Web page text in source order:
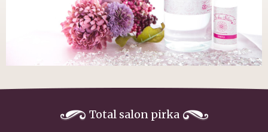
Total salon pirka